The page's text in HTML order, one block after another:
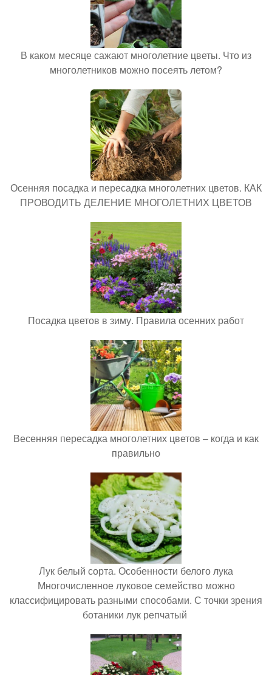
В каком месяце сажают многолетние цветы. Что из
многолетников можно посеять летом?
Осенняя посадка и пересадка многолетних цветов. КАК
ПРОВОДИТЬ ДЕЛЕНИЕ МНОГОЛЕТНИХ ЦВЕТОВ
Посадка цветов в зиму. Правила осенних работ
Весенняя пересадка многолетних цветов – когда и как
правильно
Лук белый сорта. Особенности белого лука
Многочисленное луковое семейство можно
классифицировать разными способами. С точки зрения
ботаники лук репчатый